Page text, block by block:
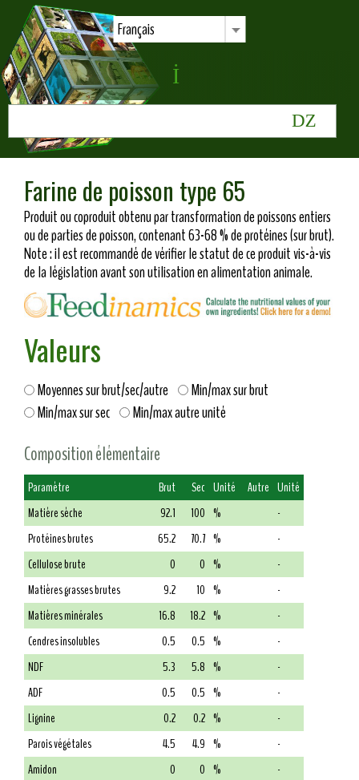
Français
Farine de poisson type 65
Produit ou coproduit obtenu par transformation de poissons entiers
ou de parties de poisson, contenant 63-68 % de protéines (sur brut).
Note : il est recommandé de vérifier le statut de ce produit vis-à-vis
de la législation avant son utilisation en alimentation animale.
Valeurs
Moyennes sur brut/sec/autre
Min/max sur brut
Min/max sur sec
Min/max autre unité
Composition élémentaire
Paramètre Brut Sec Unité Autre Unité
Matière sèche
92.1 100 %
-
Protéines brutes
65.2 70.7 %
-
Cellulose brute
0 0 %
-
Matières grasses brutes
9.2 10 %
-
Matières minérales
16.8 18.2 %
-
Cendres insolubles
0.5 0.5 %
-
NDF
5.3 5.8 %
-
ADF
0.5 0.5 %
-
Lignine
0.2 0.2 %
-
Parois végétales
4.5 4.9 %
-
Amidon
0 0 %
-